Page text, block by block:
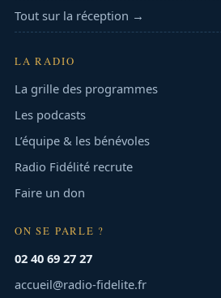
Tout sur la réception →
LA RADIO
La grille des programmes
Les podcasts
L’équipe & les bénévoles
Radio Fidélité recrute
Faire un don
ON SE PARLE ?
02 40 69 27 27
accueil@radio-fidelite.fr